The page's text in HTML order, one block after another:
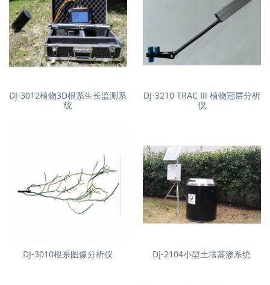
DJ-3012植物3D根系生长监测系
统
DJ-3210 TRAC Ⅲ 植物冠层分析
仪
DJ-2104小型土壤蒸渗系统
DJ-3010根系图像分析仪